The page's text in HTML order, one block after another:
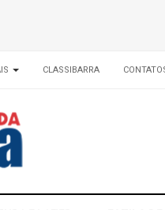
CLASSIBARRA